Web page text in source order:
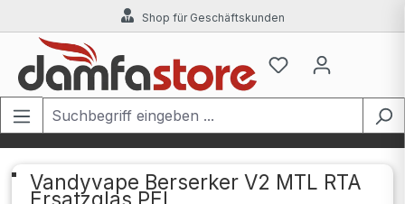
Zum Hauptinhalt springenShop für Geschäftskunden
Vandyvape Berserker V2 MTL RTA
Ersatzglas PEI